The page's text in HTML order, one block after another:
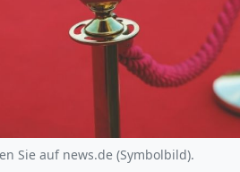
Sie auf news.de (Symbolbild).